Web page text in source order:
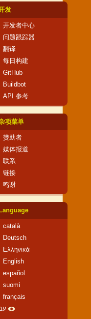
发
开发者中心
问题跟踪器
翻译
每日构建
GitHub
Buildbot
API 参考
项菜单
赞助者
媒体报道
联系
链接
鸣谢
Language
català
Deutsch
Ελληνικά
English
español
suomi
français